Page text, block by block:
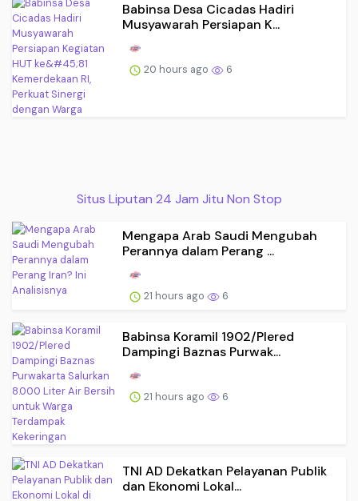
Babinsa Desa Cicadas Hadiri
Musyawarah Persiapan K...
20 hours ago 6
Situs Liputan 24 Jam Jitu Non Stop
Mengapa Arab Saudi Mengubah
Perannya dalam Perang ...
21 hours ago 6
Babinsa Koramil 1902/Plered
Dampingi Baznas Purwak...
21 hours ago 6
TNI AD Dekatkan Pelayanan Publik
dan Ekonomi Lokal...